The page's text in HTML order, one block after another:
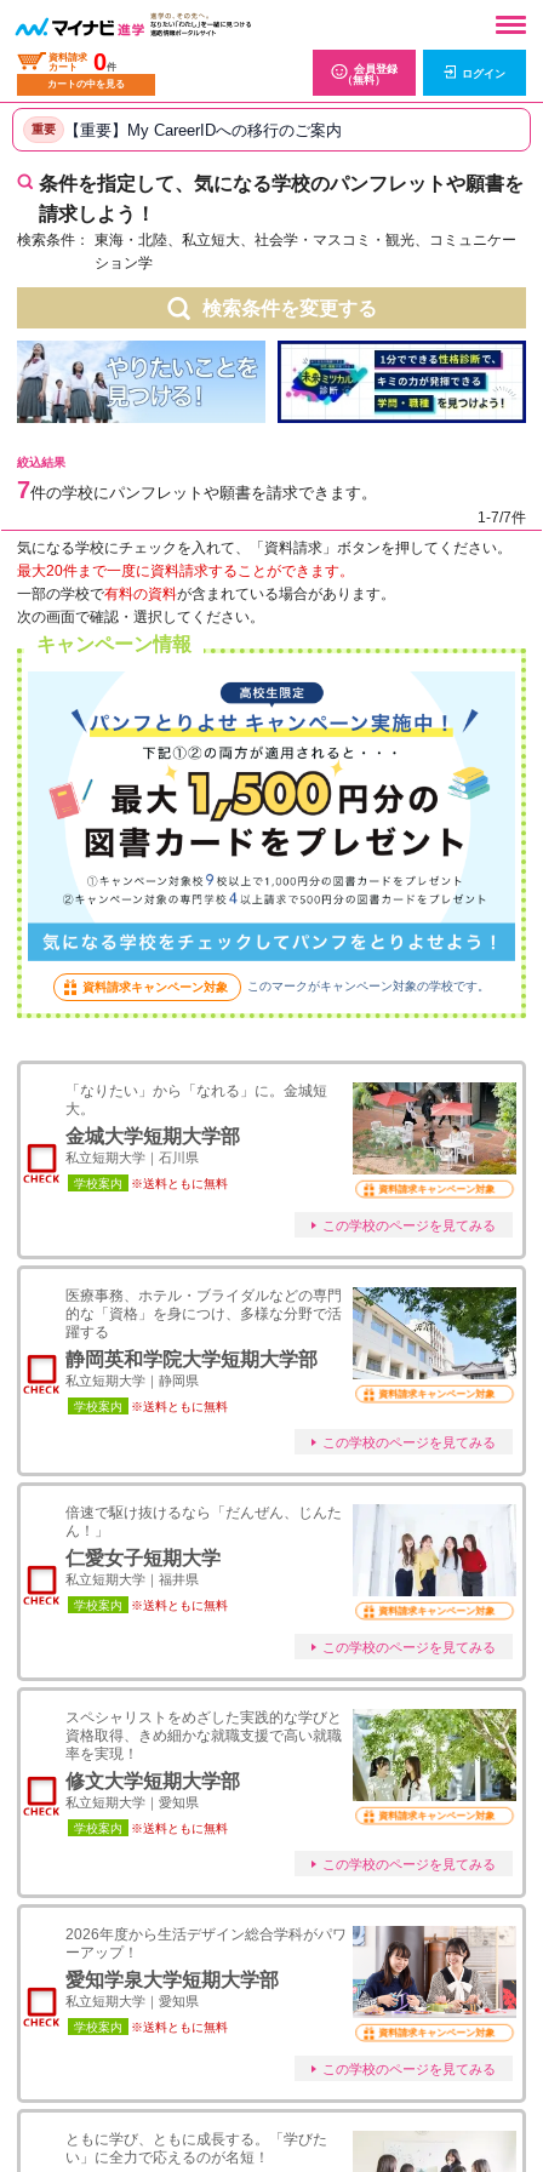
資料請求
カート
0件
カートの中を見る
会員登録
（無料）
ログイン
重要 【重要】My CareerIDへの移行のご案内
条件を指定して、気になる学校のパンフレットや願書を
請求しよう！
検索条件：
東海・北陸、私立短大、社会学・マスコミ・観光、コミュニケー
ション学
検索条件を変更する
絞込結果
7件の学校にパンフレットや願書を請求できます。
1-7/7件
気になる学校にチェックを入れて、「資料請求」ボタンを押してください。
最大20件まで一度に資料請求することができます。
一部の学校で有料の資料が含まれている場合があります。
次の画面で確認・選択してください。
キャンペーン情報
資料請求キャンペーン対象 このマークがキャンペーン対象の学校です。
「なりたい」から「なれる」に。金城短
大。
金城大学短期大学部
私立短期大学｜石川県
学校案内 ※送料ともに無料 資料請求キャンペーン対象
この学校のページを見てみる
医療事務、ホテル・ブライダルなどの専門
的な「資格」を身につけ、多様な分野で活
躍する
静岡英和学院大学短期大学部
私立短期大学｜静岡県
学校案内 ※送料ともに無料
資料請求キャンペーン対象
この学校のページを見てみる
倍速で駆け抜けるなら「だんぜん、じんた
ん！」
仁愛女子短期大学
私立短期大学｜福井県
学校案内 ※送料ともに無料 資料請求キャンペーン対象
この学校のページを見てみる
スペシャリストをめざした実践的な学びと
資格取得、きめ細かな就職支援で高い就職
率を実現！
修文大学短期大学部
私立短期大学｜愛知県
学校案内 ※送料ともに無料
資料請求キャンペーン対象
この学校のページを見てみる
2026年度から生活デザイン総合学科がパワ
ーアップ！
愛知学泉大学短期大学部
私立短期大学｜愛知県
学校案内 ※送料ともに無料 資料請求キャンペーン対象
この学校のページを見てみる
ともに学び、ともに成長する。「学びた
い」に全力で応えるのが名短！